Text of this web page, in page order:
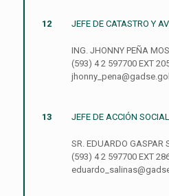
12 JEFE DE CATASTRO Y
ING. JHONNY PEÑA
(593) 4 2 597700 EXT
13 JEFE DE ACCIÓN SOCIAL
SR. EDUARDO GASPAR
(593) 4 2 597700 EXT